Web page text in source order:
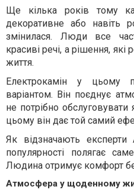
Ще кілька років тому
декоративне або навіть
змінилася. Люди все
красиві речі, а рішення,
життя.
Електрокамін у цьому
варіантом. Він поєднує
не потрібно
цьому він дає той самий
Як відзначають експерти
популярності полягає
Людина отримує комфорт
Атмосфера у щоденному